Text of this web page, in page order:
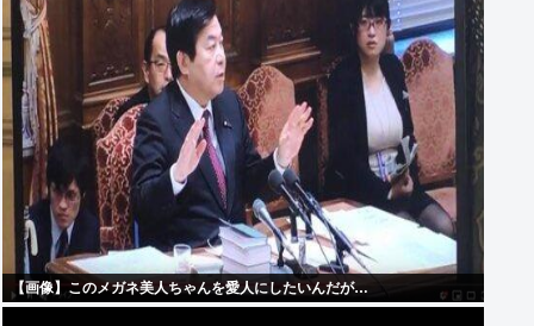
【画像】このメガネ美人ちゃんを愛人にしたいんだが…